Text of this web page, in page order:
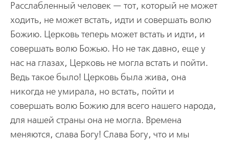
Расслабленный человек — тот, который не может
ходить, не может встать, идти и совершать волю
Божию. Церковь теперь может встать и идти, и
совершать волю Божью. Но не так давно, еще у
нас на глазах, Церковь не могла встать и пойти.
Ведь такое было! Церковь была жива, она
никогда не умирала, но встать, пойти и
совершать волю Божию для всего нашего народа,
для нашей страны она не могла. Времена
меняются, слава Богу! Слава Богу, что и мы